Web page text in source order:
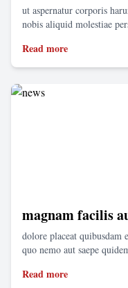
ut aspernatur corporis
nobis aliquid molestiae
Read more
magnam facilis
dolore placeat quibusdam
quo nemo aut saepe
Read more